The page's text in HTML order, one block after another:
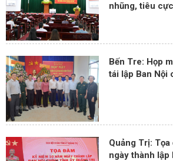
nhũng, tiêu
Bến Tre: Họp
tái lập Ban Nội
Quảng Trị:
ngày thành lập